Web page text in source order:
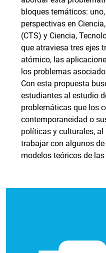
bloques temáticos:
perspectivas en
(CTS) y Ciencia,
que atraviesa tres ejes
atómico, las
los problemas
Con esta propuesta
estudiantes al estudio
problemáticas que los
contemporaneidad o
políticas y culturales,
trabajar con algunos
modelos teóricos de